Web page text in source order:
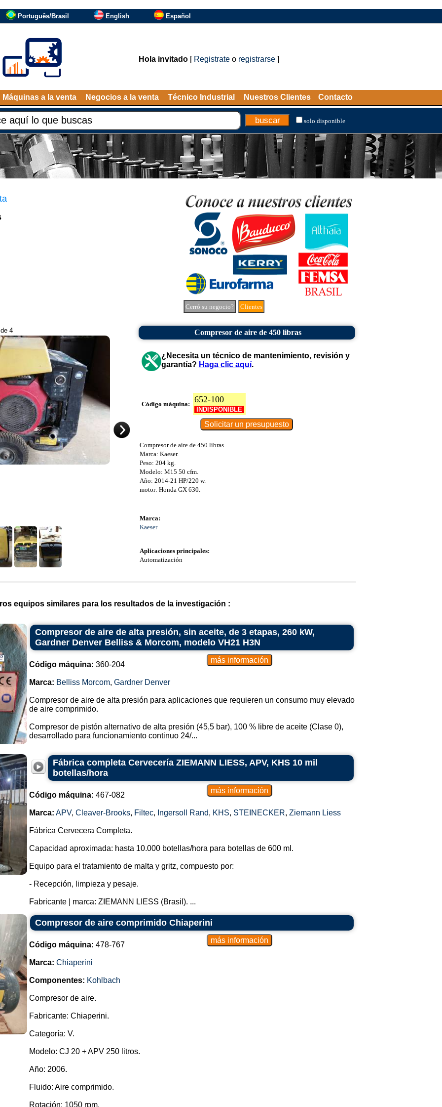
Português/Brasil English Español
Hola invitado[ Registrateo registrarse]
Máquinas a la venta Negocios a la venta Técnico Industrial Nuestros Clientes Contacto
solo disponible
Cerró su negocio? Clientes
4 Compresor de aire de 450 libras
¿Necesita un técnico de mantenimiento, revisión y
garantía? Haga clic aquí.
Código máquina: 652-100
INDISPONIBLE
Compresor de aire de 450 libras.
Marca: Kaeser.
Peso: 204 kg.
Modelo: M15 50 cfm.
Año: 2014-21 HP/220 w.
motor: Honda GX 630.
Marca:
Kaeser
Aplicaciones principales:
Automatización
equipos similares para los resultados de la investigación :
Compresor de aire de alta presión, sin aceite, de 3 etapas, 260 kW,
Gardner Denver Belliss & Morcom, modelo VH21 H3N
Código máquina: 360-204
Marca: Belliss Morcom, Gardner Denver
Compresor de aire de alta presión para aplicaciones que requieren un consumo muy elevado
de aire comprimido.
Compresor de pistón alternativo de alta presión (45,5 bar), 100 % libre de aceite (Clase 0),
desarrollado para funcionamiento continuo 24/...
Fábrica completa Cervecería ZIEMANN LIESS, APV, KHS 10 mil
botellas/hora
Código máquina: 467-082
Marca: APV, Cleaver-Brooks, Filtec, Ingersoll Rand, KHS, STEINECKER, Ziemann Liess
Fábrica Cervecera Completa.
Capacidad aproximada: hasta 10.000 botellas/hora para botellas de 600 ml.
Equipo para el tratamiento de malta y gritz, compuesto por:
- Recepción, limpieza y pesaje.
Fabricante | marca: ZIEMANN LIESS (Brasil). ...
Compresor de aire comprimido Chiaperini
Código máquina: 478-767
Marca: Chiaperini
Componentes: Kohlbach
Compresor de aire.
Fabricante: Chiaperini.
Categoría: V.
Modelo: CJ 20 + APV 250 litros.
Año: 2006.
Fluido: Aire comprimido.
Rotación: 1050 rpm.